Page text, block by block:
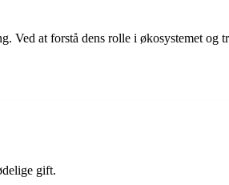
Ved at forstå dens rolle i økosystemet
gift.